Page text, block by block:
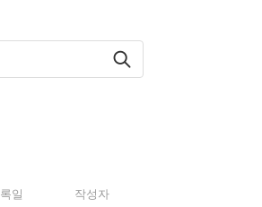
일 작성자